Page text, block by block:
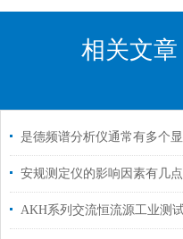
相关文章
安规测定仪的影响因素有几点